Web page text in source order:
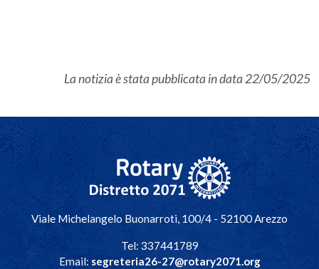
La notizia è stata pubblicata in data 22/05/2025
Navigazione principale
Viale Michelangelo Buonarroti, 100/4 - 52100 Arezzo
Tel: 337441789
Email:segreteria26-27@rotary2071.org